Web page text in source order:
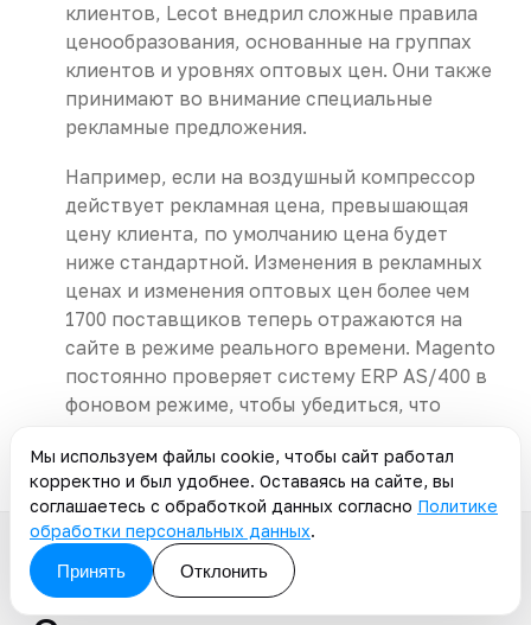
клиентов, Lecot внедрил сложные правила
ценообразования, основанные на группах
клиентов и уровнях оптовых цен. Они также
принимают во внимание специальные
рекламные предложения.
Например, если на воздушный компрессор
действует рекламная цена, превышающая
цену клиента, по умолчанию цена будет
ниже стандартной. Изменения в рекламных
ценах и изменения оптовых цен более чем
1700 поставщиков теперь отражаются на
сайте в режиме реального времени. Magento
постоянно проверяет систему ERP AS/400 в
фоновом режиме, чтобы убедиться, что
Кейс № 4.
Мы используем файлы cookie, чтобы сайт работал
корректно и был удобнее. Оставаясь на сайте, вы
соглашаетесь с обработкой данных согласно Политике
обработки персональных данных.
Принять
Отклонить